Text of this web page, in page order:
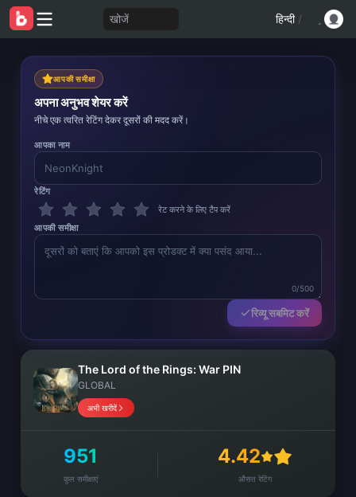
खोजें हिन्दी /
आपकी समीक्षा
अपना अनुभव शेयर करें
नीचे एक त्वरित रेटिंग देकर दूसरों की मदद करें।
आपका नाम
रेटिंग
रेट करने के लिए टैप करें
आपकी समीक्षा
0/500
रिव्यू सबमिट करें
The Lord of the Rings: War PIN
GLOBAL
अभी खरीदें
951
कुल समीक्षाएं
4.42
औसत रेटिंग